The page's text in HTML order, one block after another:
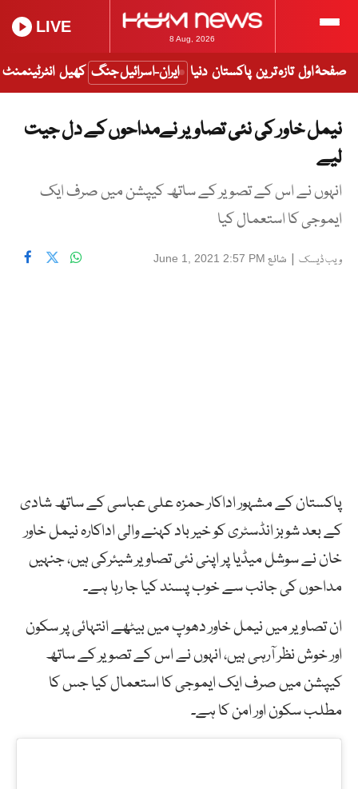
8 Aug, 2026
LIVE
صفحۂ اول تازہ ترین پاکستان دنیا ایران-اسرائیل جنگ کھیل انٹرٹینمنٹ
نیمل خاور کی نئی تصاویر نےمداحوں کے دل جیت
لیے
انہوں نے اس کے تصویر کے ساتھ کیپشن میں صرف ایک
ایموجی کا استعمال کیا
ویب ڈیسک | شائع June 1, 2021 2:57 PM
پاکستان کے مشہور اداکار حمزہ علی عباسی کے ساتھ شادی
کے بعد شوبز انڈسٹری کو خیر باد کہنے والی اداکارہ نیمل خاور
خان نے سوشل میڈیا پر اپنی نئی تصاویر شیئرکی ہیں، جنہیں
مداحوں کی جانب سے خوب پسند کیا جا رہا ہے۔
ان تصاویر میں نیمل خاور دھوپ میں بیٹھے انتہائی پر سکون
اور خوش نظر آرہی ہیں، انہوں نے اس کے تصویر کے ساتھ
کیپشن میں صرف ایک ایموجی کا استعمال کیا جس کا
مطلب سکون اور امن کا ہے۔